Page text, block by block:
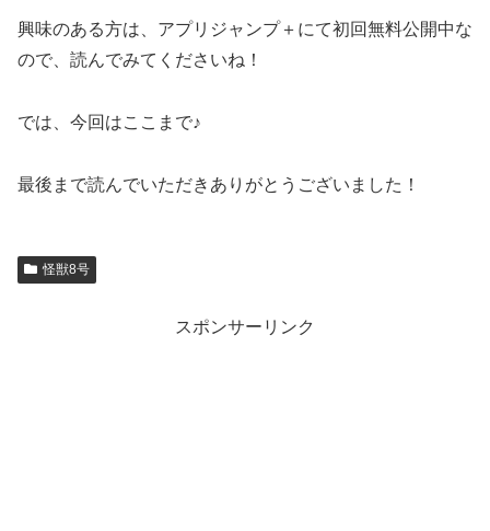
興味のある方は、アプリジャンプ＋にて初回無料公開中な
ので、読んでみてくださいね！
では、今回はここまで♪
最後まで読んでいただきありがとうございました！
怪獣8号
スポンサーリンク